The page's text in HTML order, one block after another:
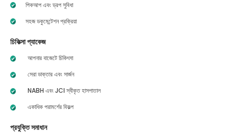
পিকআপ এবং ড্রপ সুবিধা
সহজ ডকুমেন্টেশন প্রক্রিয়া
চিকিত্সা প্যাকেজ
আপনার বাজেটে চিকিৎসা
সেরা ডাক্তার এবং সার্জন
NABH এবং JCI স্বীকৃত হাসপাতাল
একাধিক পরামর্শের বিকল্প
প্রযুক্তি সমাধান